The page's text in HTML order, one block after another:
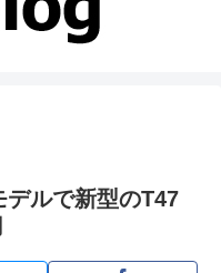
ルで新型のT47